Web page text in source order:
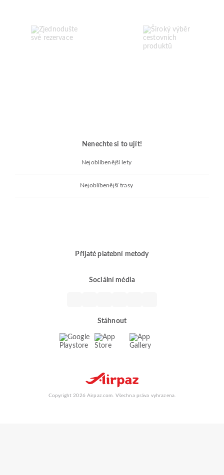
Nenechte si to ujít!
Nejoblíbenější lety
Nejoblíbenější trasy
Přijaté platební metody
Sociální média
Stáhnout
Copyright 2026 Airpaz.com. Všechna práva vyhrazena.